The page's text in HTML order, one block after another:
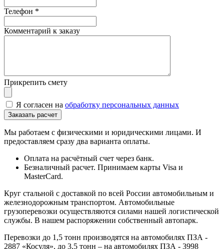
Телефон *
Комментарий к заказу
Прикрепить смету
Я согласен на обработку персональных данных
Мы работаем с физическими и юридическими лицами. И
предоставляем сразу два варианта оплаты.
Оплата на расчётный счет через банк.
Безналичный расчет. Принимаем карты Visa и
MasterCard.
Круг стальной с доставкой по всей России автомобильным и
железнодорожным транспортом. Автомобильные
грузоперевозки осуществляются силами нашей логистической
службы. В нашем распоряжении собственный автопарк.
Перевозки до 1,5 тонн производятся на автомобилях ПЗА -
2887 «Косуля», до 3,5 тонн – на автомобилях ПЗА - 3998